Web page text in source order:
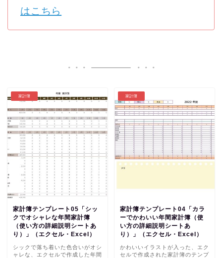
はこちら
家計簿
家計簿テンプレート05「シッ
クでオシャレな年間家計簿
（使い方の詳細説明シートあ
り）」（エクセル・Excel）
シックで落ち着いた色合いがオシ
ャレな、エクセルで作成した年間
家計簿
家計簿テンプレート04「カラ
ーでかわいい年間家計簿（使
い方の詳細説明シートあ
り）」（エクセル・Excel）
かわいいイラストが入った、エク
セルで作成された家計簿のテンプ